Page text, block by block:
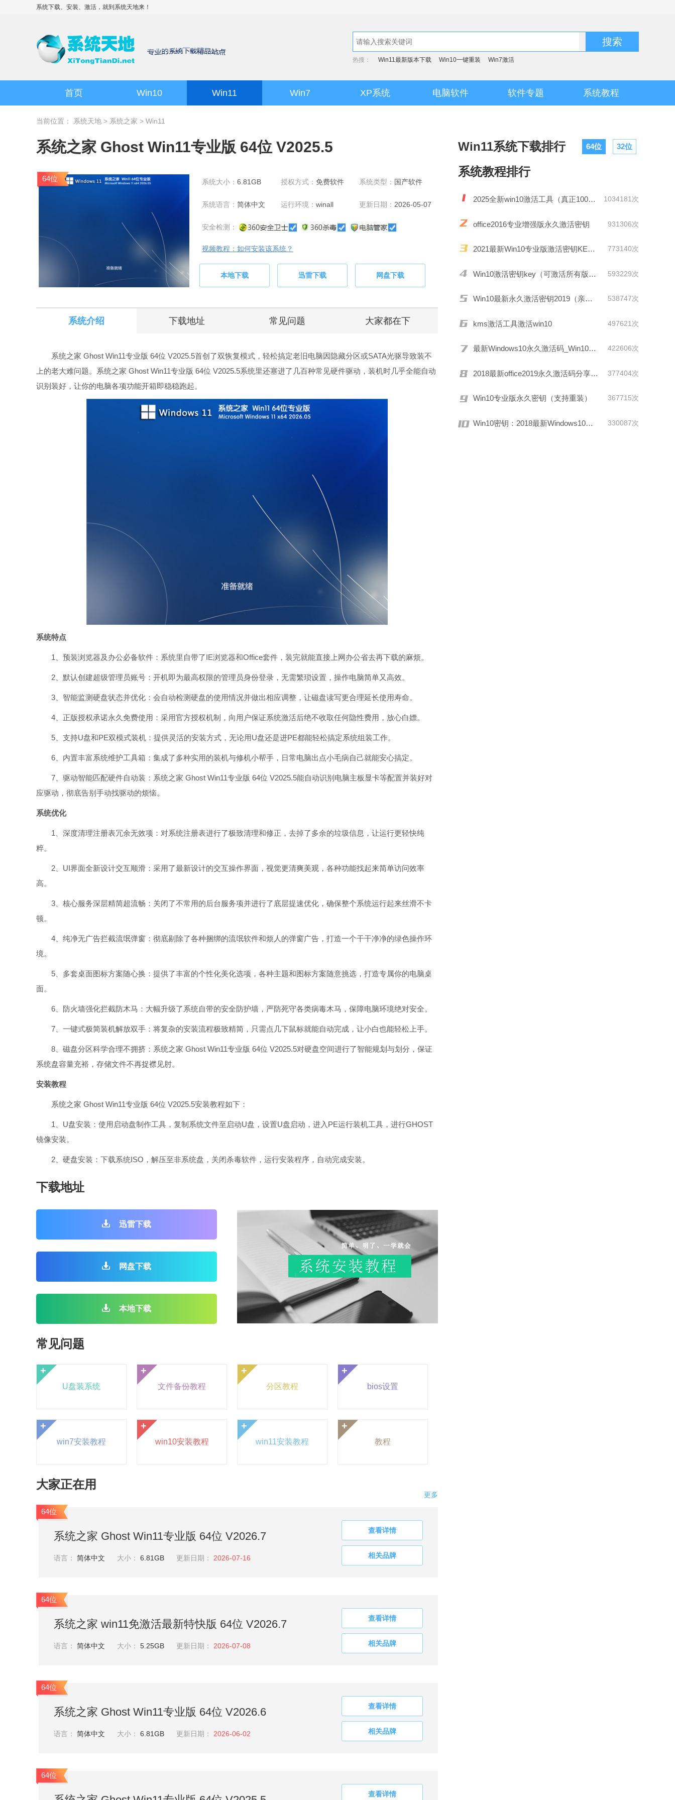
系统下载、安装、激活，就到 系统天地来！
搜索
热搜： Win11最新版本下载 Win10一键重装 Win7激活
首页 Win10 Win11 Win7 XP系统 电脑软件 软件专题 系统教程
当前位置： 系统天地 > 系统之家 > Win11
系统之家 Ghost Win11专业版 64位 V2025.5
64位 系统大小： 6.81GB 授权方式： 免费软件 系统类型： 国产软件
系统语言： 简体中文 运行环境： winall 更新日期： 2026-05-07
安全检测：
视频教程：如何安装该系统？
本地下载 迅雷下载 网盘下载
系统介绍 下载地址 常见问题 大家都在下
系统之家 Ghost Win11专业版 64位 V2025.5首创了双恢复模式，轻松搞定老旧电脑因隐藏分区或SATA光驱导致装不
上的老大难问题。系统之家 Ghost Win11专业版 64位 V2025.5系统里还塞进了几百种常见硬件驱动，装机时几乎全能自动
识别装好，让你的电脑各项功能开箱即稳稳跑起。
系统特点
1、预装浏览器及办公必备软件：系统里自带了IE浏览器和Office套件，装完就能直接上网办公省去再下载的麻烦。
2、默认创建超级管理员账号：开机即为最高权限的管理员身份登录，无需繁琐设置，操作电脑简单又高效。
3、智能监测硬盘状态并优化：会自动检测硬盘的使用情况并做出相应调整，让磁盘读写更合理延长使用寿命。
4、正版授权承诺永久免费使用：采用官方授权机制，向用户保证系统激活后绝不收取任何隐性费用，放心白嫖。
5、支持U盘和PE双模式装机：提供灵活的安装方式，无论用U盘还是进PE都能轻松搞定系统组装工作。
6、内置丰富系统维护工具箱：集成了多种实用的装机与修机小帮手，日常电脑出点小毛病自己就能安心搞定。
7、驱动智能匹配硬件自动装：系统之家 Ghost Win11专业版 64位 V2025.5能自动识别电脑主板显卡等配置并装好对
应驱动，彻底告别手动找驱动的烦恼。
系统优化
1、深度清理注册表冗余无效项：对系统注册表进行了极致清理和修正，去掉了多余的垃圾信息，让运行更轻快纯
粹。
2、UI界面全新设计交互顺滑：采用了最新设计的交互操作界面，视觉更清爽美观，各种功能找起来简单访问效率
高。
3、核心服务深层精简超流畅：关闭了不常用的后台服务项并进行了底层提速优化，确保整个系统运行起来丝滑不卡
顿。
4、纯净无广告拦截流氓弹窗：彻底剔除了各种捆绑的流氓软件和烦人的弹窗广告，打造一个干干净净的绿色操作环
境。
5、多套桌面图标方案随心换：提供了丰富的个性化美化选项，各种主题和图标方案随意挑选，打造专属你的电脑桌
面。
6、防火墙强化拦截防木马：大幅升级了系统自带的安全防护墙，严防死守各类病毒木马，保障电脑环境绝对安全。
7、一键式极简装机解放双手：将复杂的安装流程极致精简，只需点几下鼠标就能自动完成，让小白也能轻松上手。
8、磁盘分区科学合理不拥挤：系统之家 Ghost Win11专业版 64位 V2025.5对硬盘空间进行了智能规划与划分，保证
系统盘容量充裕，存储文件不再捉襟见肘。
安装教程
系统之家 Ghost Win11专业版 64位 V2025.5安装教程如下：
1、U盘安装：使用启动盘制作工具，复制系统文件至启动U盘，设置U盘启动，进入PE运行装机工具，进行GHOST
镜像安装。
2、硬盘安装：下载系统ISO，解压至非系统盘，关闭杀毒软件，运行安装程序，自动完成安装。
下载地址
迅雷下载
网盘下载
本地下载
常见问题
+
U盘装系统
+
文件备份教程
+
分区教程
+
bios设置
+
win7安装教程
+
win10安装教程
+
win11安装教程
+
教程
大家正在用
更多
64位
系统之家 Ghost Win11专业版 64位 V2026.7
语言： 简体中文 大小： 6.81GB 更新日期： 2026-07-16
查看详情
相关品牌
64位
系统之家 win11免激活最新特快版 64位 V2026.7
语言： 简体中文 大小： 5.25GB 更新日期： 2026-07-08
查看详情
相关品牌
64位
系统之家 Ghost Win11专业版 64位 V2026.6
语言： 简体中文 大小： 6.81GB 更新日期： 2026-06-02
查看详情
相关品牌
64位
查看详情
Win11系统下载排行 64位 32位
系统教程排行
2025全新win10激活工具（真正100%激活） 1034181次
office2016专业增强版永久激活密钥 931306次
2021最新Win10专业版激活密钥KEY推荐 773140次
Win10激活密钥key（可激活所有版本） 593229次
Win10最新永久激活密钥2019（亲测有效） 538747次
kms激活工具激活win10 497621次
最新Windows10永久激活码_Win10通用序列号 422606次
2018最新office2019永久激活码分享(附激活工具) 377404次
Win10专业版永久密钥（支持重装） 367715次
Win10密钥：2018最新Windows10激活码/KEY分享 330087次